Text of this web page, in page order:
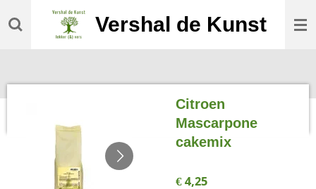
direct
Vershal de Kunst
Citroen
Mascarpone
cakemix
€ 4,25